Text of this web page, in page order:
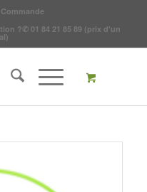
Commande
?✆ 01 84 21 85 89 (prix d'un